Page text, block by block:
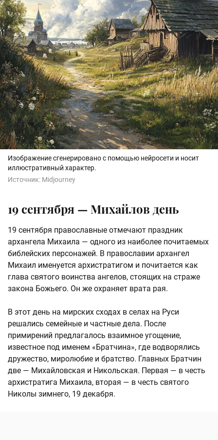
Изображение сгенерировано с помощью нейросети и носит
иллюстративный характер.
Источник: Midjourney
19 сентября — Михайлов день
19 сентября православные отмечают праздник
архангела Михаила — одного из наиболее почитаемых
библейских персонажей. В православии архангел
Михаил именуется архистратигом и почитается как
глава святого воинства ангелов, стоящих на страже
закона Божьего. Он же охраняет врата рая.
В этот день на мирских сходах в селах на Руси
решались семейные и частные дела. После
примирений предлагалось взаимное угощение,
известное под именем «Братчина», где водворялись
дружество, миролюбие и братство. Главных Братчин
две — Михайловская и Никольская. Первая — в честь
архистратига Михаила, вторая — в честь святого
Николы зимнего, 19 декабря.